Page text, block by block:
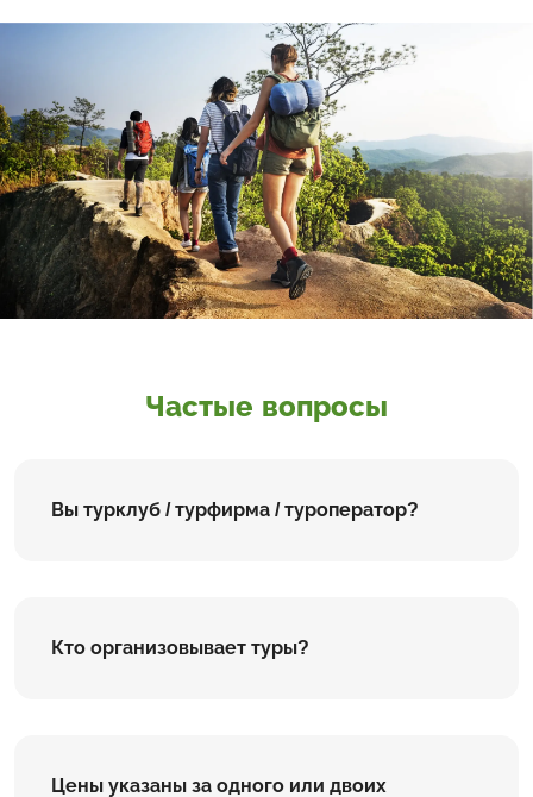
Частые вопросы
Вы турклуб / турфирма / туроператор?
Кто организовывает туры?
Цены указаны за одного или двоих